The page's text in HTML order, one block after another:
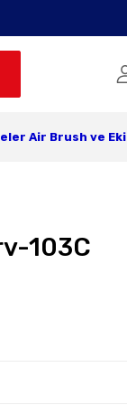
Air Brush ve
103C